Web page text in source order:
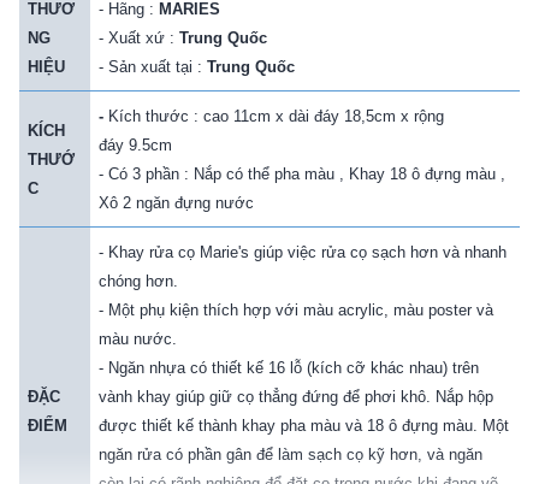
THƯƠ
NG
HIỆU
- Hãng : MARIES
- Xuất xứ : Trung Quốc
- Sản xuất tại : Trung Quốc
KÍCH
THƯỚ
C
- Kích thước : cao 11cm x dài đáy 18,5cm x rộng
đáy 9.5cm
- Có 3 phần : Nắp có thể pha màu , Khay 18 ô đựng màu ,
Xô 2 ngăn đựng nước
ĐẶC
ĐIỂM
- Khay rửa cọ Marie's giúp việc rửa cọ sạch hơn và nhanh
chóng hơn.
- Một phụ kiện thích hợp với màu acrylic, màu poster và
màu nước.
- Ngăn nhựa có thiết kế 16 lỗ (kích cỡ khác nhau) trên
vành khay giúp giữ cọ thẳng đứng để phơi khô. Nắp hộp
được thiết kế thành khay pha màu và 18 ô đựng màu. Một
ngăn rửa có phần gân để làm sạch cọ kỹ hơn, và ngăn